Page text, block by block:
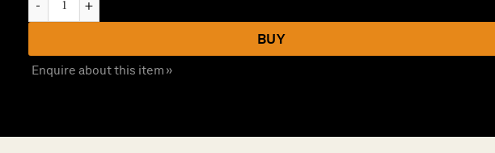
BUY
Enquire about this item »